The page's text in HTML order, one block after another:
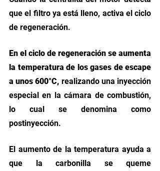
que el filtro ya está lleno, activa el ciclo
de regeneración.
En el ciclo de regeneración se aumenta
la temperatura de los gases de escape
a unos 600°C, realizando una inyección
especial en la cámara de combustión,
lo cual se denomina como
postinyección.
El aumento de la temperatura ayuda a
que la carbonilla se queme